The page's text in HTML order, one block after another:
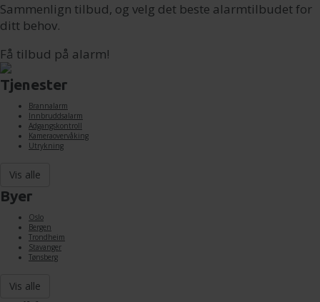
Sammenlign tilbud, og velg det beste alarmtilbudet for
ditt behov.
Få tilbud på alarm!
Tjenester
Brannalarm
Innbruddsalarm
Adgangskontroll
Kameraovervåking
Utrykning
Vis alle
Byer
Oslo
Bergen
Trondheim
Stavanger
Tønsberg
Vis alle